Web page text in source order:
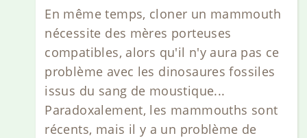
En même temps, cloner un mammouth
nécessite des mères porteuses
compatibles, alors qu'il n'y aura pas ce
problème avec les dinosaures fossiles
issus du sang de moustique...
Paradoxalement, les mammouths sont
récents, mais il y a un problème de